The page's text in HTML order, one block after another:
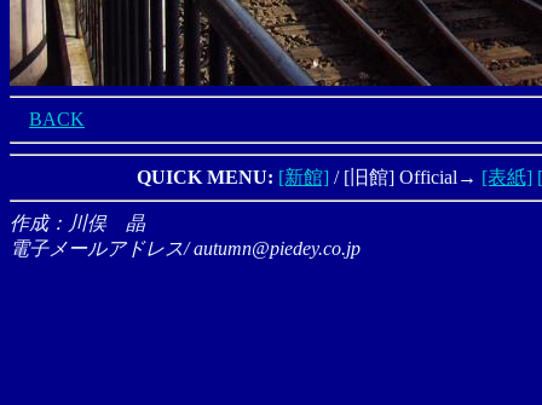
BACK
QUICK MENU: [新館] / [旧館] Official→ [表紙]
作成：川俣 晶
電子メールアドレス/ autumn@piedey.co.jp